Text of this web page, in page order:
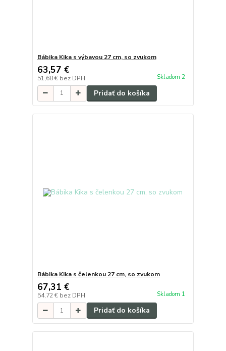
Bábika Kika s výbavou 27 cm, so zvukom
63,57 €
51,68 € bez DPH Skladom 2
Pridať do košíka
Bábika Kika s čelenkou 27 cm, so zvukom
67,31 €
54,72 € bez DPH Skladom 1
Pridať do košíka